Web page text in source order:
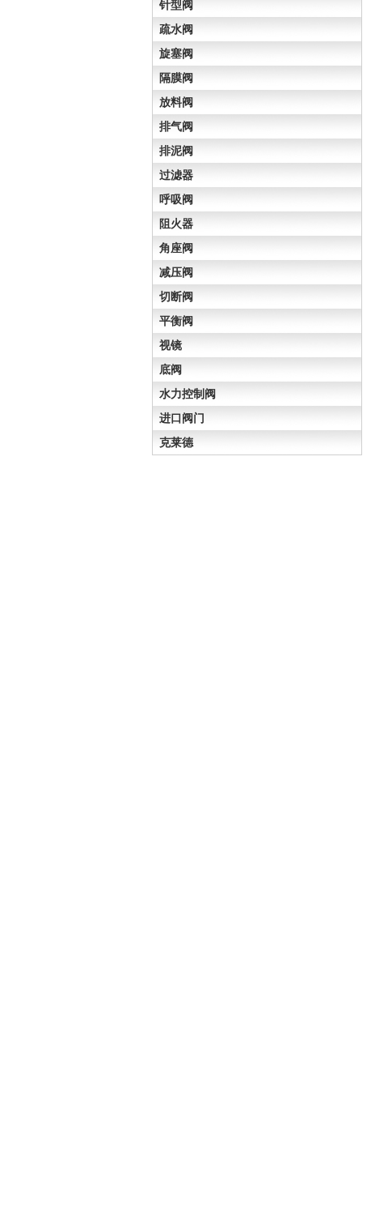
针型阀
疏水阀
旋塞阀
隔膜阀
放料阀
排气阀
排泥阀
过滤器
呼吸阀
阻火器
角座阀
减压阀
切断阀
平衡阀
视镜
底阀
水力控制阀
进口阀门
克莱德